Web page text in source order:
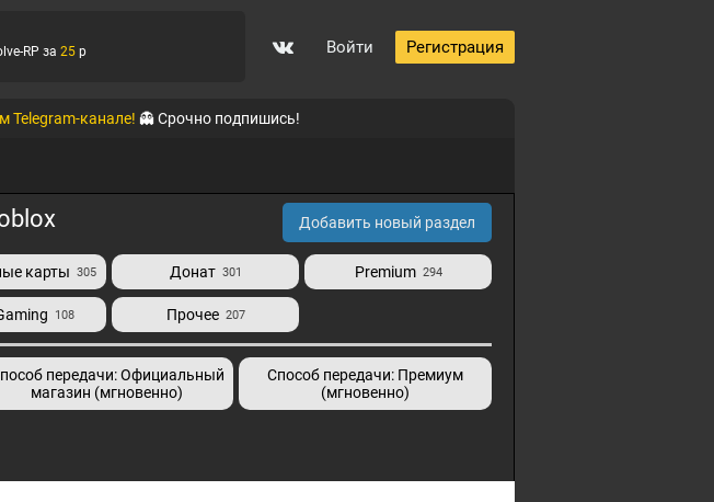
RP за 25 p
RPза5p
RP за
RP p
RPза1500p
Войти Регистрация
Telegram-канале! 👻 Срочно подпишись!
Добавить новый раздел
карты 305 Донат 301 Premium 294
108 Прочее 207
передачи: Официальный
магазин (мгновенно)
Способ передачи: Премиум
(мгновенно)